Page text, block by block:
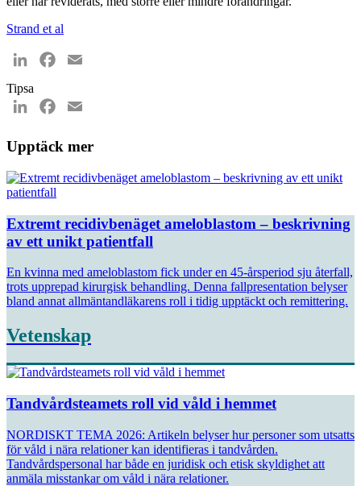
Strand et al
LinkedInFacebook
Tipsa
LinkedInFacebook
Upptäck mer
Extremt recidivbenäget ameloblastom – beskrivning
av ett unikt patientfall
En kvinna med ameloblastom fick under en 45-årsperiod sju återfall,
trots upprepad kirurgisk behandling. Denna fallpresentation belyser
bland annat allmäntandläkarens roll i tidig upptäckt och remittering.
Vetenskap
Tandvårdsteamets roll vid våld i hemmet
NORDISKT TEMA 2026: Artikeln belyser hur personer som utsatts
för våld i nära relationer kan identifieras i tandvården.
Tandvårdspersonal har både en juridisk och etisk skyldighet att
anmäla misstankar om våld i nära relationer.